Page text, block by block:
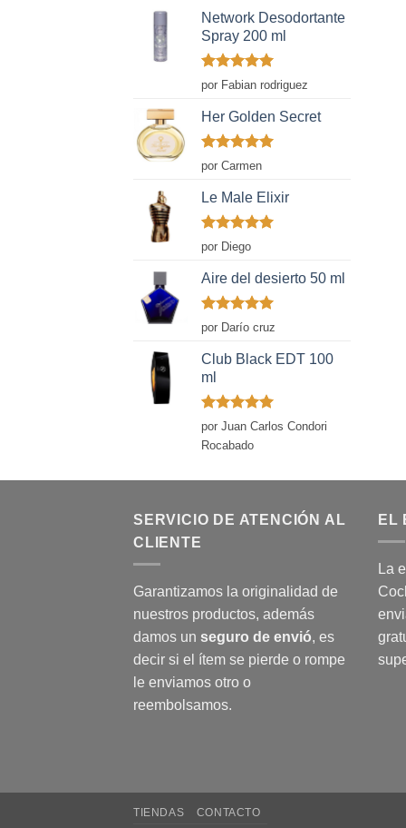
Network Desodortante
Spray 200 ml
Valorado
con
por Fabian rodriguez
Her Golden Secret
Valorado
con
por Carmen
Le Male Elixir
Valorado
con
de 5
por Diego
Aire del desierto 50 ml
Valorado
con
por Darío cruz
Club Black EDT 100
ml
Valorado
con 5 de 5
por Juan Carlos Condori
Rocabado
SERVICIO DE ATENCIÓN AL
CLIENTE
Garantizamos la originalidad de
nuestros productos, además
damos un seguro de envió, es
decir si el ítem se pierde o rompe
le enviamos otro o
reembolsamos.
EL
La
TIENDAS CONTACTO